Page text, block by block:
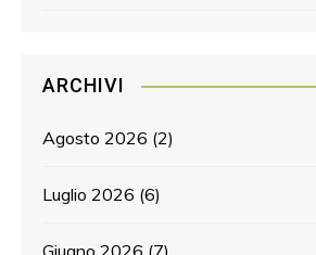
ARCHIVI
Agosto 2026 (2)
Luglio 2026 (6)